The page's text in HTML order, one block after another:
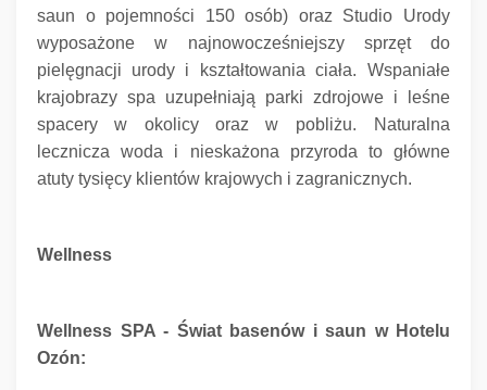
saun o pojemności 150 osób) oraz Studio Urody
wyposażone w najnowocześniejszy sprzęt do
pielęgnacji urody i kształtowania ciała.
Wspaniałe
krajobrazy spa uzupełniają parki zdrojowe i leśne
spacery w okolicy oraz w pobliżu.
Naturalna
lecznicza woda i nieskażona przyroda to główne
atuty tysięcy klientów krajowych i zagranicznych.
Wellness
Wellness SPA - Świat basenów i saun w Hotelu
Ozón: